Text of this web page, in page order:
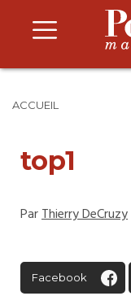
ACCUEIL
top1
ParThierry DeCruzy
Facebook